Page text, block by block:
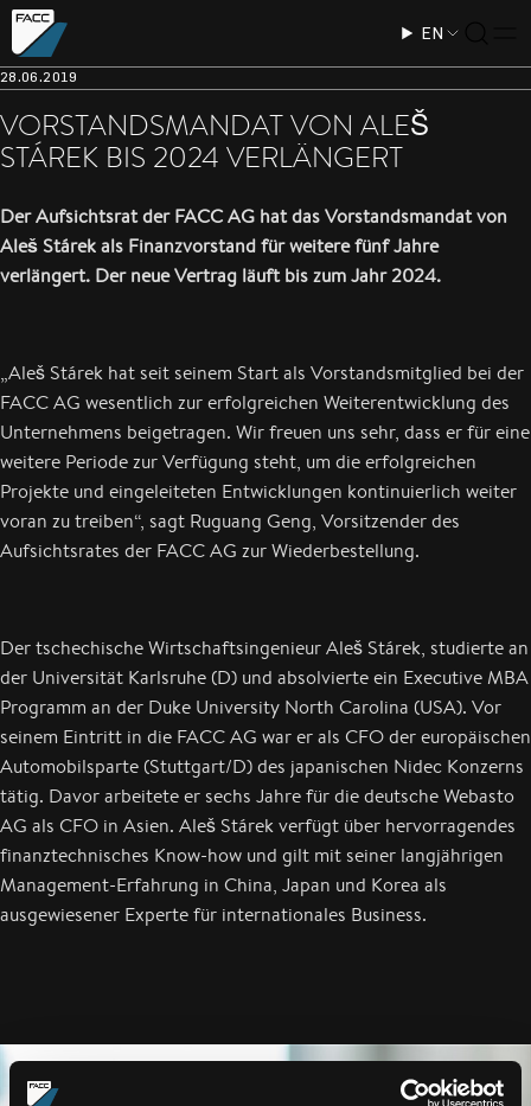
EN
28.06.2019
VORSTANDSMANDAT VON ALEŠ
STÁREK BIS 2024 VERLÄNGERT
Der Aufsichtsrat der FACC AG hat das Vorstandsmandat von
Aleš Stárek als Finanzvorstand für weitere fünf Jahre
verlängert. Der neue Vertrag läuft bis zum Jahr 2024.
„Aleš Stárek hat seit seinem Start als Vorstandsmitglied bei der
FACC AG wesentlich zur erfolgreichen Weiterentwicklung des
Unternehmens beigetragen. Wir freuen uns sehr, dass er für eine
weitere Periode zur Verfügung steht, um die erfolgreichen
Projekte und eingeleiteten Entwicklungen kontinuierlich weiter
voran zu treiben“, sagt Ruguang Geng, Vorsitzender des
Aufsichtsrates der FACC AG zur Wiederbestellung.
Der tschechische Wirtschaftsingenieur Aleš Stárek, studierte an
der Universität Karlsruhe (D) und absolvierte ein Executive MBA
Programm an der Duke University North Carolina (USA). Vor
seinem Eintritt in die FACC AG war er als CFO der europäischen
Automobilsparte (Stuttgart/D) des japanischen Nidec Konzerns
tätig. Davor arbeitete er sechs Jahre für die deutsche Webasto
AG als CFO in Asien. Aleš Stárek verfügt über hervorragendes
finanztechnisches Know-how und gilt mit seiner langjährigen
Management-Erfahrung in China, Japan und Korea als
ausgewiesener Experte für internationales Business.